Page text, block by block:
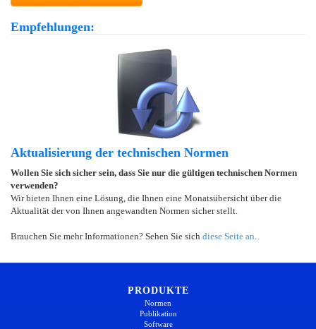
Empfehlungen:
Aktualisierung der technischen Normen
Wollen Sie sich sicher sein, dass Sie nur die gültigen technischen Normen
verwenden?
Wir bieten Ihnen eine Lösung, die Ihnen eine Monatsübersicht über die
Aktualität der von Ihnen angewandten Normen sicher stellt.
Brauchen Sie mehr Informationen? Sehen Sie sich diese Seite an
PRODUKTE
Normen
Publikation
Software